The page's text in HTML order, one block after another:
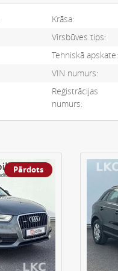
Krāsa:
Virsbūves tips:
Tehniskā apskate:
VIN numurs:
Reģistrācijas
numurs:
Pārdots